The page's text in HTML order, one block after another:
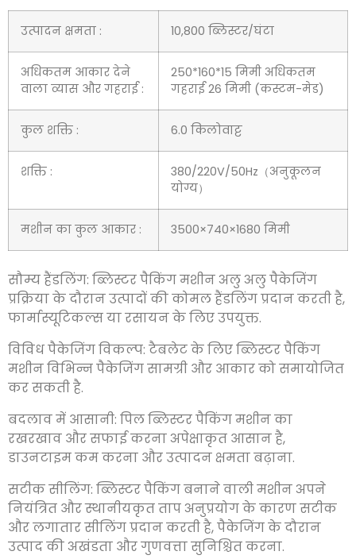
उत्पादन क्षमता : 10,800 ब्लिस्टर/घंटा
अधिकतम आकार देने
वाला व्यास और गहराई :
250*160*15 मिमी अधिकतम
गहराई 26 मिमी (कस्टम-मेड)
कुल शक्ति : 6.0 किलोवाट्ट
शक्ति :
380/220V/50Hz（अनुकूलन
योग्य）
मशीन का कुल आकार : 3500×740×1680 मिमी
सौम्य हैंडलिंग: ब्लिस्टर पैकिंग मशीन अलु अलु पैकेजिंग
प्रक्रिया के दौरान उत्पादों की कोमल हैंडलिंग प्रदान करती है,
फार्मास्यूटिकल्स या रसायन के लिए उपयुक्त.
विविध पैकेजिंग विकल्प: टैबलेट के लिए ब्लिस्टर पैकिंग
मशीन विभिन्न पैकेजिंग सामग्री और आकार को समायोजित
कर सकती है.
बदलाव में आसानी: पिल ब्लिस्टर पैकिंग मशीन का
रखरखाव और सफाई करना अपेक्षाकृत आसान है,
डाउनटाइम कम करना और उत्पादन क्षमता बढ़ाना.
सटीक सीलिंग: ब्लिस्टर पैकिंग बनाने वाली मशीन अपने
नियंत्रित और स्थानीयकृत ताप अनुप्रयोग के कारण सटीक
और लगातार सीलिंग प्रदान करती है, पैकेजिंग के दौरान
उत्पाद की अखंडता और गुणवत्ता सुनिश्चित करना.